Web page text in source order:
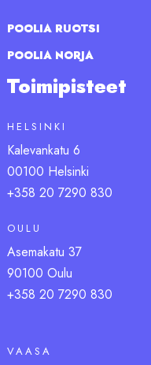
POOLIA RUOTSI
POOLIA NORJA
Toimipisteet
HELSINKI
Kalevankatu 6
00100 Helsinki
+358 20 7290 830
OULU
Asemakatu 37
90100 Oulu
+358 20 7290 830
VAASA